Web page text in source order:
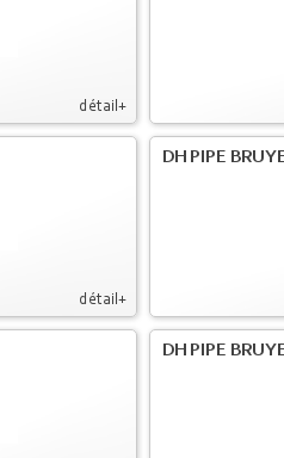
détail+
détail+
DH PIPE
DH PIPE